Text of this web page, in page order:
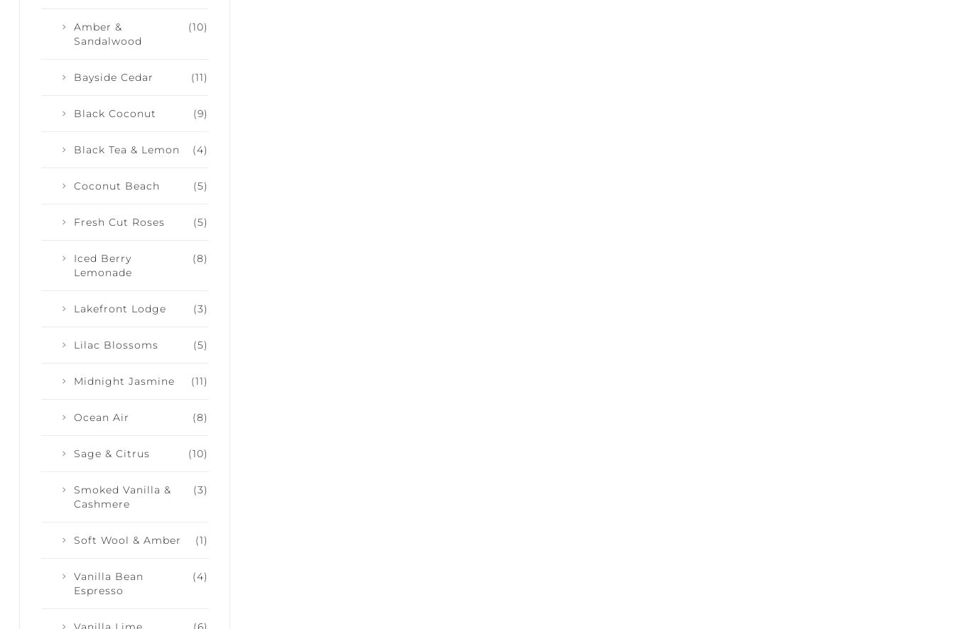
(10)
Amber &
Sandalwood
(11)
Bayside Cedar
(9)
Black Coconut
(4)
Black Tea & Lemon
(5)
Coconut Beach
(5)
Fresh Cut Roses
(8)
Iced Berry
Lemonade
(3)
Lakefront Lodge
(5)
Lilac Blossoms
(11)
Midnight Jasmine
(8)
Ocean Air
(10)
Sage & Citrus
(3)
Smoked Vanilla &
Cashmere
(1)
Soft Wool & Amber
(4)
Vanilla Bean
Espresso